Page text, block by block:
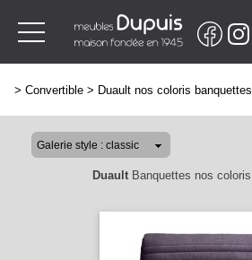
> Convertible > Duault nos coloris banquettes
DuaultBanquettes nos coloris